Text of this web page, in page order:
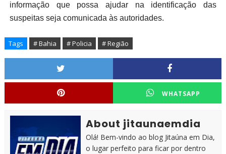
informação que possa ajudar na identificação das
suspeitas seja comunicada às autoridades.
Tags # Bahia # Policia # Região
WHATSAPP
About jitaunaemdia
Olá! Bem-vindo ao blog Jitaúna em Dia,
o lugar perfeito para ficar por dentro